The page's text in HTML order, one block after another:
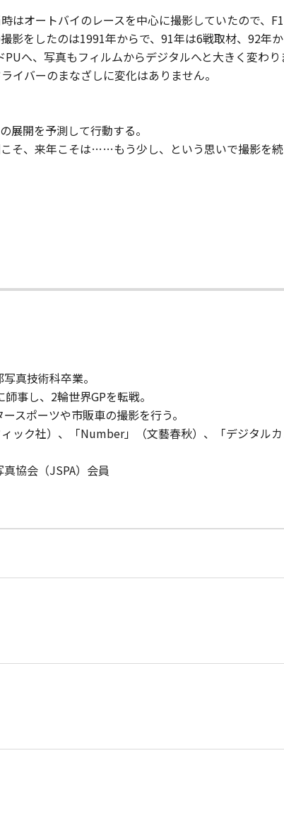
はオートバイのレースを中心に撮影していたので、
影をしたのは1991年からで、91年は6戦取材、92年
へ、写真もフィルムからデジタルへと大きく変わ
イバーのまなざしに変化はありません。
展開を予測して行動する。
そ、来年こそは……もう少し、という思いで撮影を
真技術科卒業。
事し、2輪世界GPを転戦。
スポーツや市販車の撮影を行う。
ック社）、「Number」（文藝春秋）、「デジタル
協会（JSPA）会員